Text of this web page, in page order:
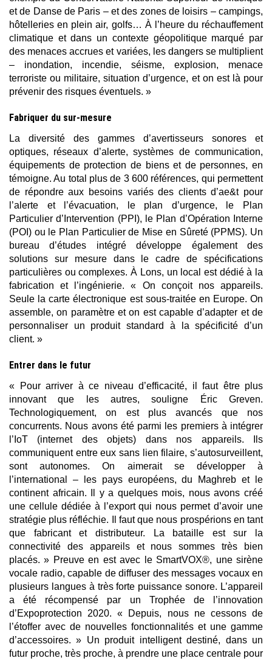
et de Danse de Paris – et des zones de loisirs – campings,
hôtelleries en plein air, golfs… À l’heure du réchauffement
climatique et dans un contexte géopolitique marqué par
des menaces accrues et variées, les dangers se multiplient
– inondation, incendie, séisme, explosion, menace
terroriste ou militaire, situation d’urgence, et on est là pour
prévenir des risques éventuels. »
Fabriquer du sur-mesure
La diversité des gammes d’avertisseurs sonores et
optiques, réseaux d’alerte, systèmes de communication,
équipements de protection de biens et de personnes, en
témoigne. Au total plus de 3 600 références, qui permettent
de répondre aux besoins variés des clients d’ae&t pour
l’alerte et l’évacuation, le plan d’urgence, le Plan
Particulier d’Intervention (PPI), le Plan d’Opération Interne
(POI) ou le Plan Particulier de Mise en Sûreté (PPMS). Un
bureau d’études intégré développe également des
solutions sur mesure dans le cadre de spécifications
particulières ou complexes. À Lons, un local est dédié à la
fabrication et l’ingénierie. « On conçoit nos appareils.
Seule la carte électronique est sous-traitée en Europe. On
assemble, on paramètre et on est capable d’adapter et de
personnaliser un produit standard à la spécificité d’un
client. »
Entrer dans le futur
« Pour arriver à ce niveau d’efficacité, il faut être plus
innovant que les autres, souligne Éric Greven.
Technologiquement, on est plus avancés que nos
concurrents. Nous avons été parmi les premiers à intégrer
l’IoT (internet des objets) dans nos appareils. Ils
communiquent entre eux sans lien filaire, s’autosurveillent,
sont autonomes. On aimerait se développer à
l’international – les pays européens, du Maghreb et le
continent africain. Il y a quelques mois, nous avons créé
une cellule dédiée à l’export qui nous permet d’avoir une
stratégie plus réfléchie. Il faut que nous prospérions en tant
que fabricant et distributeur. La bataille est sur la
connectivité des appareils et nous sommes très bien
placés. » Preuve en est avec le SmartVOX®, une sirène
vocale radio, capable de diffuser des messages vocaux en
plusieurs langues à très forte puissance sonore. L’appareil
a été récompensé par un Trophée de l’innovation
d’Expoprotection 2020. « Depuis, nous ne cessons de
l’étoffer avec de nouvelles fonctionnalités et une gamme
d’accessoires. » Un produit intelligent destiné, dans un
futur proche, très proche, à prendre une place centrale pour